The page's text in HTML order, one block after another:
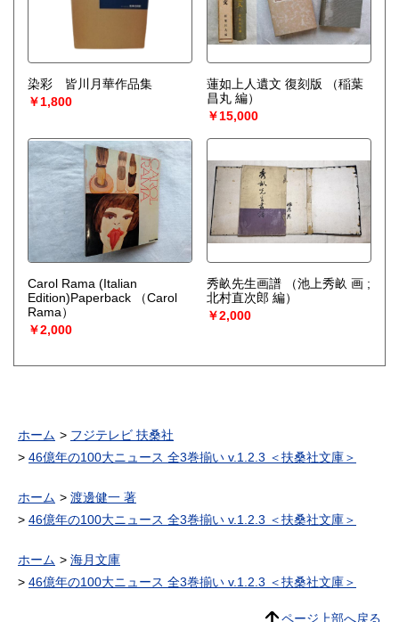
染彩 皆川月華作品集
￥1,800
蓮如上人遺文 復刻版
（稲葉
昌丸 編）
￥15,000
Carol Rama (Italian
Edition)Paperback
（Carol
Rama）
￥2,000
秀畝先生画譜
（池上秀畝 画 ;
北村直次郎 編）
￥2,000
ホーム
フジテレビ 扶桑社
46億年の100大ニュース 全3巻揃い v.1.2.3 ＜扶桑社文庫＞
ホーム
渡邊健一 著
46億年の100大ニュース 全3巻揃い v.1.2.3 ＜扶桑社文庫＞
ホーム
海月文庫
46億年の100大ニュース 全3巻揃い v.1.2.3 ＜扶桑社文庫＞
ページ上部へ戻る